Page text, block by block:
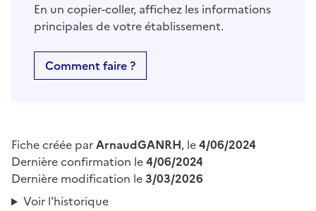
En un copier-coller, affichez les informations
principales de votre établissement.
Comment faire ?
Fiche créée parArnaudGANRH, le4/06/2024
Dernière confirmation le4/06/2024
Dernière modification le3/03/2026
Voir l'historique